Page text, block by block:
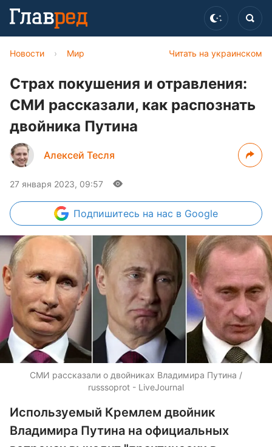
Читать на украинском
Новости › Мир
Страх покушения и отравления:
СМИ рассказали, как распознать
двойника Путина
Алексей Тесля
27 января 2023, 09:57
Подпишитесь на нас в Google
СМИ рассказали о двойниках Владимира Путина /
russsoprot - LiveJournal
Используемый Кремлем двойник
Владимира Путина на официальных